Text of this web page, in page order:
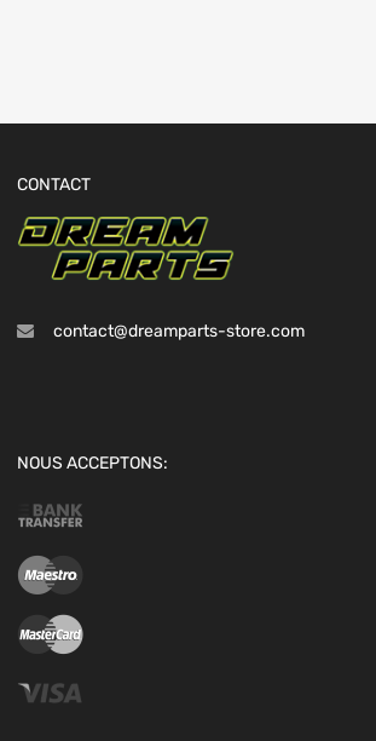
CONTACT
contact@dreamparts-store.com
NOUS ACCEPTONS: